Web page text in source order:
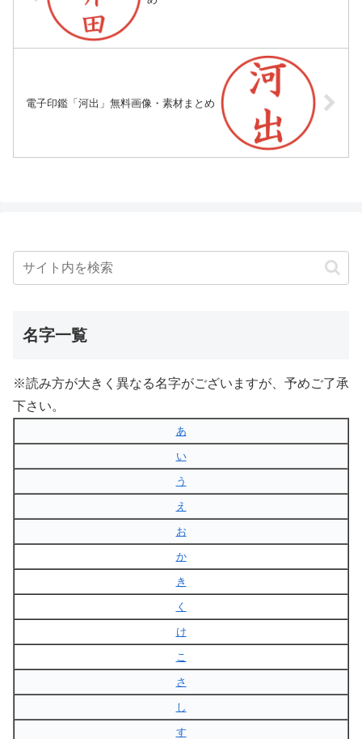
電子印鑑「河出」無料画像・素材まとめ
名字一覧
※読み方が大きく異なる名字がございますが、予めご了承
下さい。
あ
い
う
え
お
か
き
く
け
こ
さ
し
す